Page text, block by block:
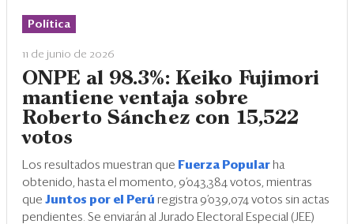
Política
11 de junio de 2026
ONPE al 98.3%: Keiko Fujimori
mantiene ventaja sobre
Roberto Sánchez con 15,522
votos
Los resultados muestran que Fuerza Popular ha
obtenido, hasta el momento, 9’043,384 votos, mientras
que Juntos por el Perú registra 9’039,074 votos sin actas
pendientes. Se enviarán al Jurado Electoral Especial (JEE)